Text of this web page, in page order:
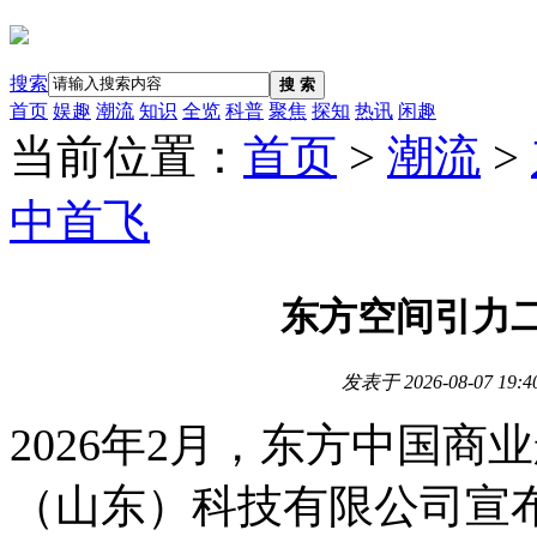
搜索 搜 索
首页 娱趣 潮流 知识 全览 科普 聚焦 探知 热讯 闲趣
当前位置： 首页 > 潮流 >
中首飞
东方空间引力
发表于2026-08-07
2026年2月，东方中国商
（山东）科技有限公司